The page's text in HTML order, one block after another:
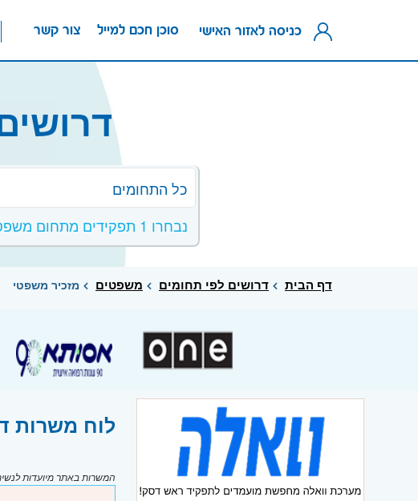
צור קשר סוכן חכם למייל כניסה לאזור האישי
כל התחומים
נבחרו 1 תפקידים מתחום משפטים
דף הבית דרושים לפי תחומים משפטים מזכיר משפטי
לוח משרות דרושים, נמצאו 4
המשרות באתר מיועדות